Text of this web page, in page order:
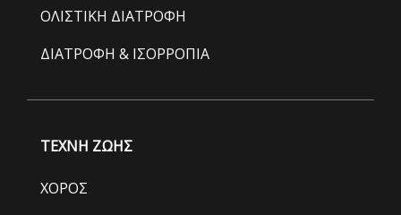
ΟΛΙΣΤΙΚΗ ΔΙΑΤΡΟΦΗ
ΔΙΑΤΡΟΦΗ & ΙΣΟΡΡΟΠΙΑ
ΤΕΧΝΗ ΖΩΗΣ
ΧΟΡΟΣ